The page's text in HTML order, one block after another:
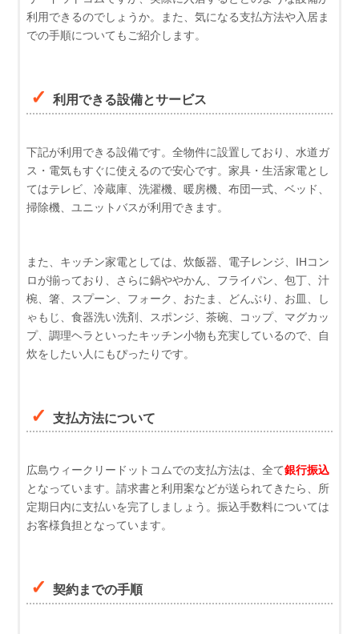
利用できるのでしょうか。また、気になる支払方法や入居ま
での手順についてもご紹介します。
利用できる設備とサービス
下記が利用できる設備です。全物件に設置しており、水道ガ
ス・電気もすぐに使えるので安心です。家具・生活家電とし
てはテレビ、冷蔵庫、洗濯機、暖房機、布団一式、ベッド、
掃除機、ユニットバスが利用できます。
また、キッチン家電としては、炊飯器、電子レンジ、IHコン
ロが揃っており、さらに鍋ややかん、フライパン、包丁、汁
椀、箸、スプーン、フォーク、おたま、どんぶり、お皿、し
ゃもじ、食器洗い洗剤、スポンジ、茶碗、コップ、マグカッ
プ、調理ヘラといったキッチン小物も充実しているので、自
炊をしたい人にもぴったりです。
支払方法について
広島ウィークリードットコムでの支払方法は、全て銀行振込
となっています。請求書と利用案などが送られてきたら、所
定期日内に支払いを完了しましょう。振込手数料については
お客様負担となっています。
契約までの手順